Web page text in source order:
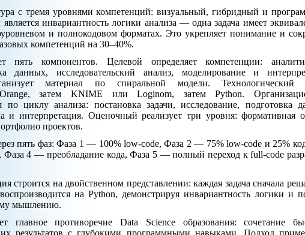
с тремя уровнями компетенций: визуальный, гибридный и
инвариантность логики анализа — одна задача имеет
и полнокодовом форматах. Это укрепляет понимание и
компетенций на 30–40%.
пять компонентов. Целевой определяет компетенции:
данных, исследовательский анализ, моделирование и
материал по спиральной модели. Технологический
Orange, затем KNIME или Loginom, затем Python.
по циклу анализа: постановка задачи, исследование, подготовка
и интерпретация. Оценочный реализует три уровня: формативная
проектов.
пять фаз: Фаза 1 — 100% low-code, Фаза 2 — 75% low-code и 25%
4 — преобладание кода, Фаза 5 — полный переход к full-code
строится на двойственном представлении: каждая задача сначала
на Python, демонстрируя инвариантность логики и
мышлению.
главное противоречие Data Science образования: сочетание
результатов с глубокими программными навыками. Подход